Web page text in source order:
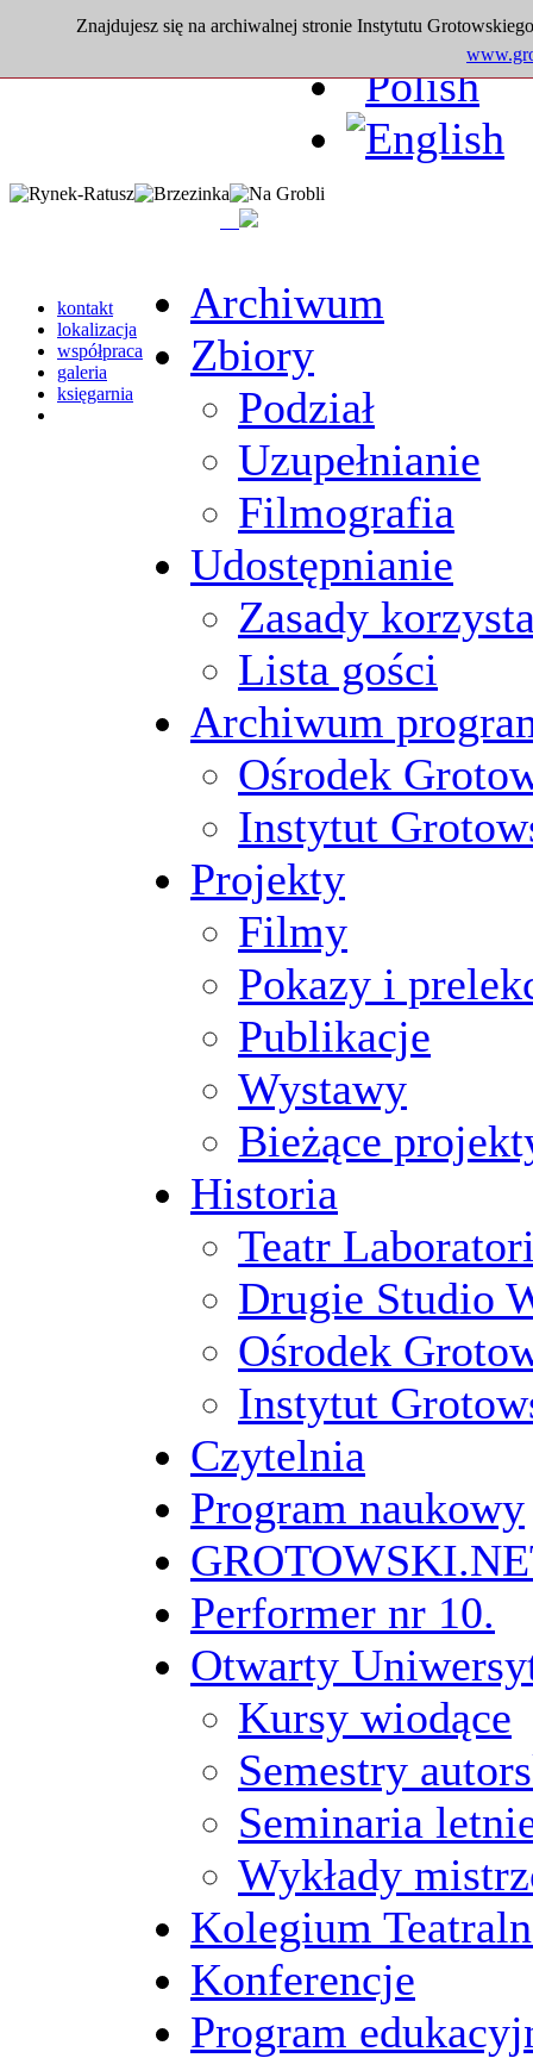
Znajdujesz się na archiwalnej stronie Instytutu
kontakt
lokalizacja
współpraca
galeria
księgarnia
Archiwum
Zbiory
Podział
Uzupełnianie
Filmografia
Udostępnianie
Zasady
Lista gości
Archiwum
Ośrodek
Instytut
Projekty
Filmy
Pokazy i
Publikacje
Wystawy
Bieżące
Historia
Teatr
Drugie Studio
Ośrodek
Instytut
Czytelnia
Program naukowy
Performer nr 10.
Otwarty
Kursy wiodące
Semestry
Seminaria
Wykłady
Kolegium
Konferencje
Program